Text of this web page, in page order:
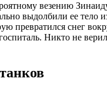
везению
выдолбили ее тело
превратился снег
Никто не